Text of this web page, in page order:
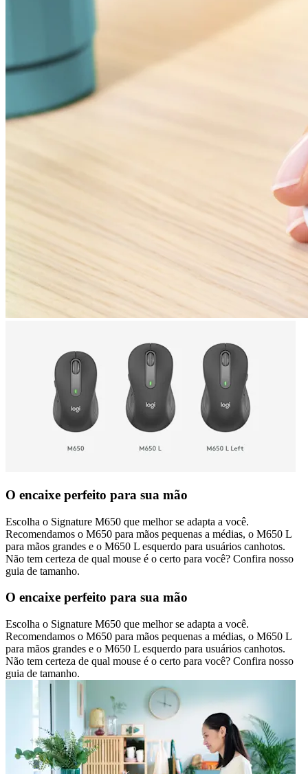
O encaixe perfeito para sua mão
Escolha o Signature M650 que melhor se adapta a você.
Recomendamos o M650 para mãos pequenas a médias, o M650 L
para mãos grandes e o M650 L esquerdo para usuários canhotos.
Não tem certeza de qual mouse é o certo para você? Confira nosso
guia de tamanho.
O encaixe perfeito para sua mão
Escolha o Signature M650 que melhor se adapta a você.
Recomendamos o M650 para mãos pequenas a médias, o M650 L
para mãos grandes e o M650 L esquerdo para usuários canhotos.
Não tem certeza de qual mouse é o certo para você? Confira nosso
guia de tamanho.